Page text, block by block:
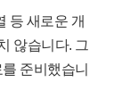
등 새로운 개
않습니다. 그
준비했습니